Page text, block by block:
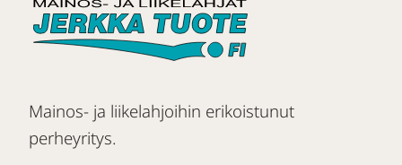
Mainos- ja liikelahjoihin erikoistunut
perheyritys.